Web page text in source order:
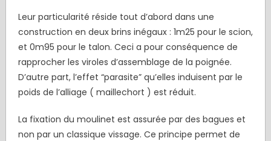
Leur particularité réside tout d’abord dans une
construction en deux brins inégaux : 1m25 pour le scion,
et 0m95 pour le talon. Ceci a pour conséquence de
rapprocher les viroles d’assemblage de la poignée.
D’autre part, l’effet “parasite” qu’elles induisent par le
poids de l’alliage ( maillechort ) est réduit.
La fixation du moulinet est assurée par des bagues et
non par un classique vissage. Ce principe permet de